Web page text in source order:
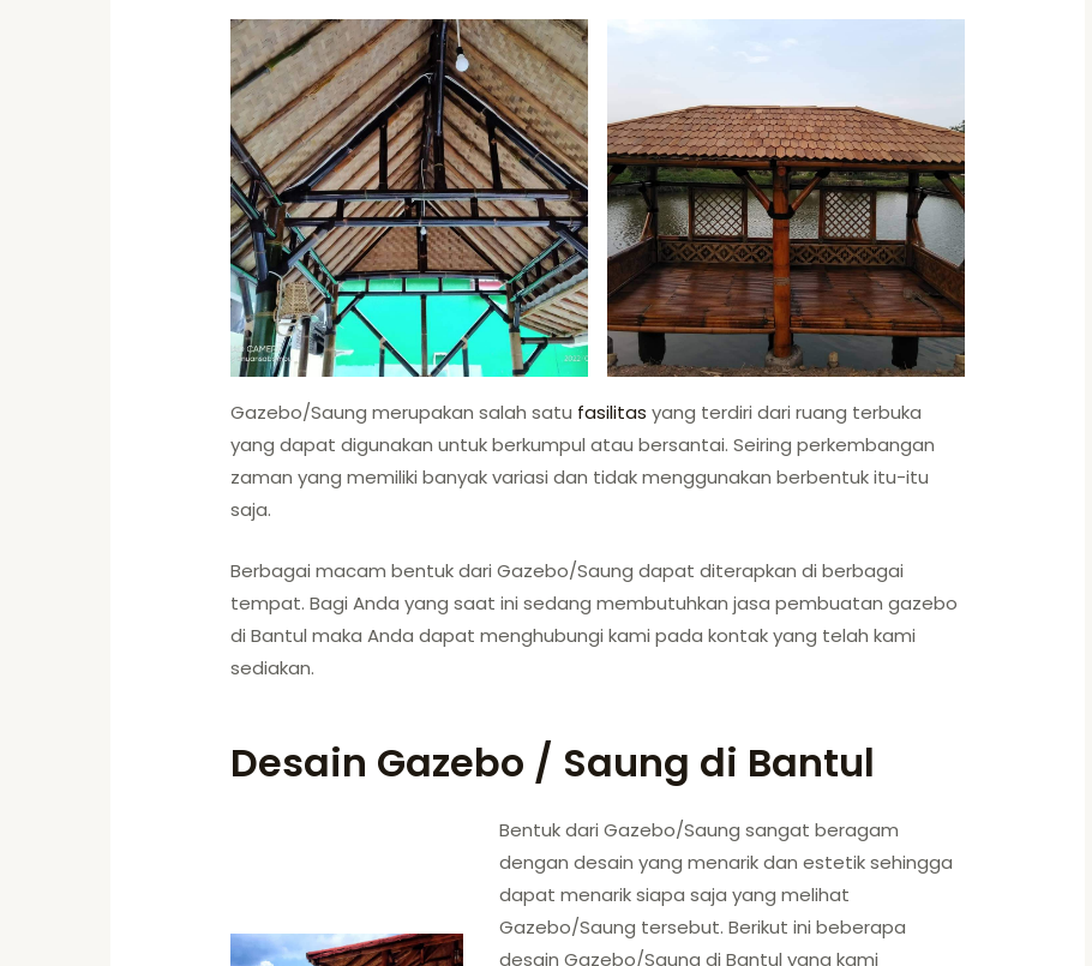
Gazebo/Saung merupakan salah satu fasilitas yang terdiri dari ruang terbuka
yang dapat digunakan untuk berkumpul atau bersantai. Seiring perkembangan
zaman yang memiliki banyak variasi dan tidak menggunakan berbentuk itu-itu
saja.
Berbagai macam bentuk dari Gazebo/Saung dapat diterapkan di berbagai
tempat. Bagi Anda yang saat ini sedang membutuhkan jasa pembuatan gazebo
di Bantul maka Anda dapat menghubungi kami pada kontak yang telah kami
sediakan.
Desain Gazebo / Saung di Bantul
Bentuk dari Gazebo/Saung sangat beragam
dengan desain yang menarik dan estetik sehingga
dapat menarik siapa saja yang melihat
Gazebo/Saung tersebut. Berikut ini beberapa
desain Gazebo/Saung di Bantul yang kami